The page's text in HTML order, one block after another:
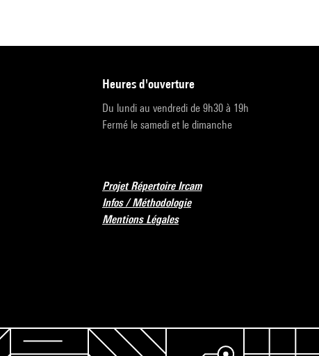
heures d'ouverture
Du lundi au vendredi de 9h30 à 19h
Fermé le samedi et le dimanche
Projet Répertoire Ircam
Infos / Méthodologie
Mentions Légales